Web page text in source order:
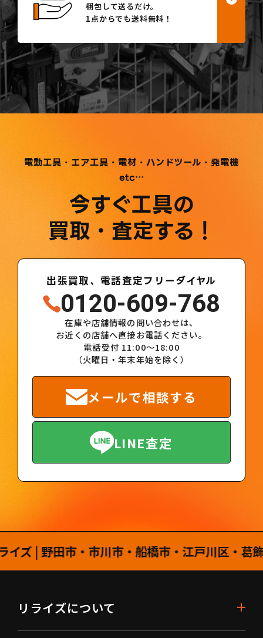
梱包して送るだけ。
1点からでも送料無料！
電動工具・エア工具・電材・ハンドツール・発電機
etc…
今すぐ工具の
買取・査定する！
出張買取、電話査定フリーダイヤル
0120-609-768
在庫や店舗情報の問い合わせは、
お近くの店舗へ直接お電話ください。
電話受付 11:00～18:00
（火曜日・年末年始を除く）
メールで相談する
LINE査定
田市・市川市・船橋市・江戸川区・葛飾区・
リライズについて